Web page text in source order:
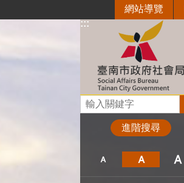
:::
網站導覽
搜尋
進階搜尋